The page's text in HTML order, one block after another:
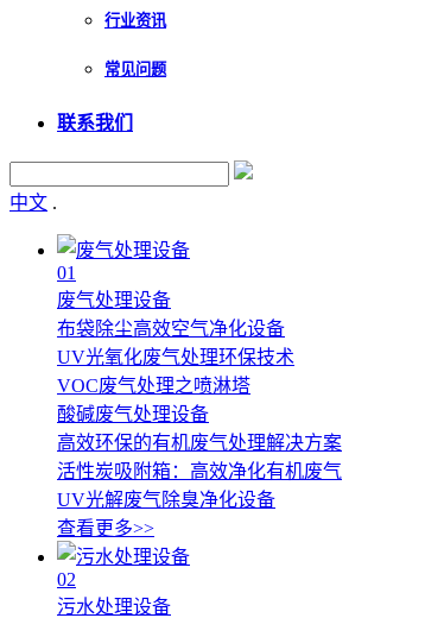
行业资讯
常见问题
联系我们
中文 .
01
废气处理设备
布袋除尘高效空气净化设备
UV光氧化废气处理环保技术
VOC废气处理之喷淋塔
酸碱废气处理设备
高效环保的有机废气处理解决方案
活性炭吸附箱：高效净化有机废气
UV光解废气除臭净化设备
查看更多>>
02
污水处理设备